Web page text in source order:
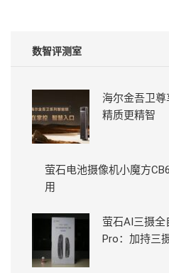
数智评测室
海尔金吾卫尊
精质更精智
萤石电池摄像机小魔方
用
萤石AI三摄全
Pro：加持三